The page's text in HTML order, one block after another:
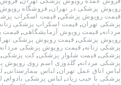
روپوش پزشکی در تهران, فروشگاه
قيمت روپوش پزشكي, قیمت اسکراب
پزشکی تهران, قیمت اسکراب پزشکی
مردانه, قیمت روپوش آزمایشگاهی, قیمت
روپوش پزشکی, قیمت روپوش پزشکی
پزشکی زنانه, قیمت روپوش پزشکی مردانه
پزشکی, قیمت شلوار پزشکی, کت پزشکی,
پزشکی مردانه, گلدوزی اسم روی روپوش
لباس اتاق عمل تهران, لباس بیمارستانی,
پزشکی با جیب زیاد , لباس پزشکی بادوام,